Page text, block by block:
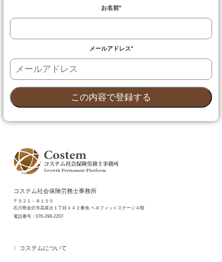
お名前*
メールアドレス*
コステム社会保険労務士事務所
〒９２１－８１５５
石川県金沢市高尾台１丁目４４２番地 ベネフィットステージ４階
電話番号： 076-298-2207
コステムについて